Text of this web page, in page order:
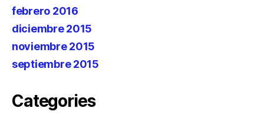
febrero 2016
diciembre 2015
noviembre 2015
septiembre 2015
Categories